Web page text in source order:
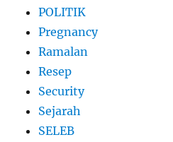
POLITIK
Pregnancy
Ramalan
Resep
Security
Sejarah
SELEB